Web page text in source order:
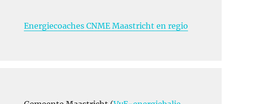
Energiecoaches CNME Maastricht en regio